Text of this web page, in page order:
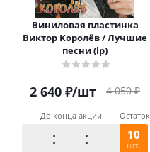
Виниловая пластинка
Виктор Королёв / Лучшие
песни (lp)
2 640 ₽/шт 4 050₽
До конца акции Остаток
10
шт.